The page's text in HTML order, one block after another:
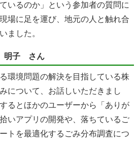
いるのか」という参加者の質問に
場に足を運び、地元の人と触れ合
ました。
明子 さん
環境問題の解決を目指している株
について、お話しいただきまし
るとほかのユーザーから「ありが
いアプリの開発や、落ちているご
トを最適化するごみ分布調査につ